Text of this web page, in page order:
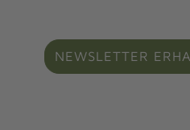
NEWSLETTER